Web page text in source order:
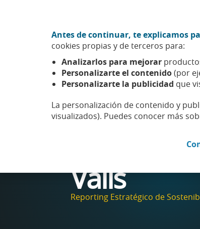
Antes de continuar, te explicamos
cookies propias y de terceros para:
Analizarlos para mejorar
Personalizarte el contenido(por
Personalizarte la publicidad que
La personalización de contenido y
visualizados). Puedes conocer más
Sobre
Esfera Natalia Valls
Valls
Reporting Estratégico de